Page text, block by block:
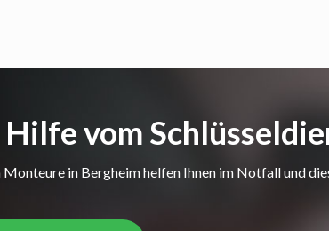
vom
in Bergheim helfen Ihnen im Notfall und